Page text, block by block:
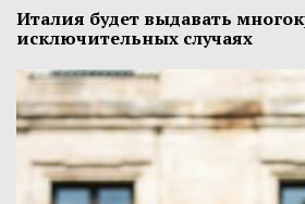
Италия будет выдавать
исключительных случаях